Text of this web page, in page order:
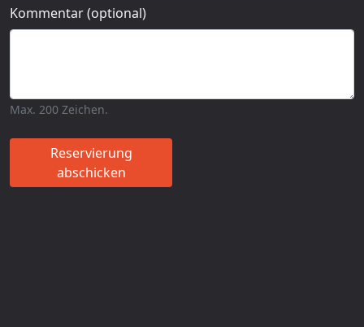
Kommentar (optional)
Max. 200 Zeichen.
Reservierung
abschicken